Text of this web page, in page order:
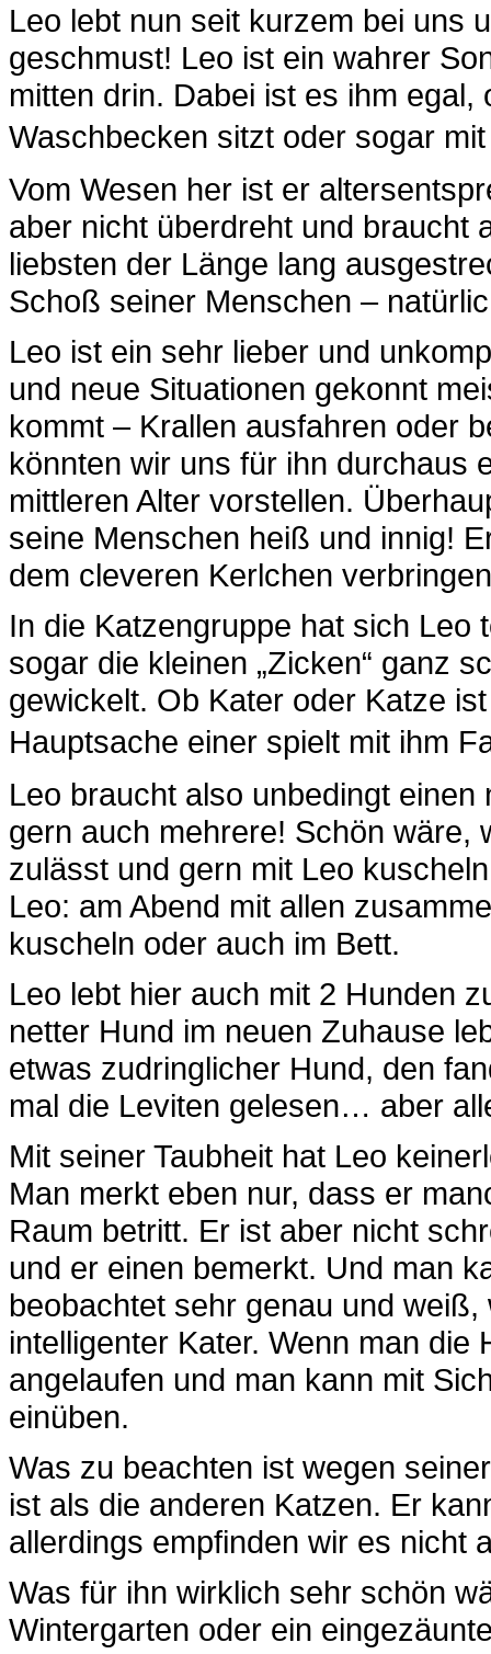
Leo lebt nun seit kurzem bei uns
geschmust! Leo ist ein wahrer
mitten drin. Dabei ist es ihm
Waschbecken sitzt oder sogar
Vom Wesen her ist er
aber nicht überdreht und braucht
liebsten der Länge lang
Schoß seiner Menschen –
Leo ist ein sehr lieber und
und neue Situationen gekonnt
kommt – Krallen ausfahren oder
könnten wir uns für ihn durchaus
mittleren Alter vorstellen.
seine Menschen heiß und innig!
dem cleveren Kerlchen
In die Katzengruppe hat sich Leo
sogar die kleinen „Zicken“ ganz
gewickelt. Ob Kater oder Katze
Hauptsache einer spielt mit ihm
Leo braucht also unbedingt
gern auch mehrere! Schön wäre,
zulässt und gern mit Leo
Leo: am Abend mit allen
kuscheln oder auch im Bett.
Leo lebt hier auch mit 2 Hunden
netter Hund im neuen Zuhause
etwas zudringlicher Hund, den
mal die Leviten gelesen… aber
Mit seiner Taubheit hat Leo
Man merkt eben nur, dass er
Raum betritt. Er ist aber nicht
und er einen bemerkt. Und man
beobachtet sehr genau und
intelligenter Kater. Wenn man
angelaufen und man kann mit
einüben.
Was zu beachten ist wegen
ist als die anderen Katzen. Er
allerdings empfinden wir es nicht
Was für ihn wirklich sehr schön
Wintergarten oder ein